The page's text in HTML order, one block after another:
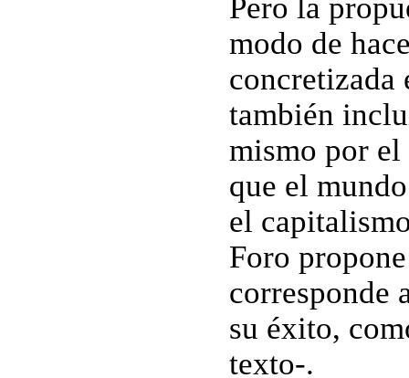
Pero la
modo de
concretizada
también
mismo por el
que el
el
Foro
corresponde
su éxito,
texto-.